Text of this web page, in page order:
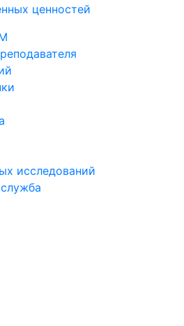
ценностей
исследований